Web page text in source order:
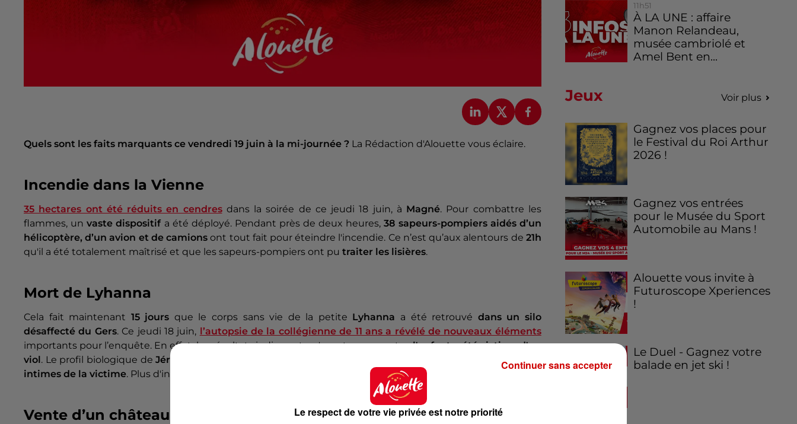
Quels sont les faits marquants ce vendredi 19 juin à la mi-journée ? La Rédaction d'Alouette vous éclaire.
Incendie dans la Vienne
35 hectares ont été réduits en cendresdans la soirée de ce jeudi 18 juin, à Magné. Pour combattre les
flammes, unvaste dispositif a été déployé. Pendant près de deux heures, 38 sapeurs-pompiers aidés d’un
hélicoptère, d’un avion et de camions ont tout fait pour éteindre l'incendie. Ce n’est qu’aux alentours de 21h
qu'il a été totalement maîtrisé et que les sapeurs-pompiers ont pu traiter les lisières.
Mort de Lyhanna
Cela fait maintenant 15 jours que le corps sans vie de la petite Lyhanna a été retrouvé dans un silo
désaffecté du Gers. Ce jeudi 18 juin, l’autopsie de la collégienne de 11 ans a révélé de nouveaux éléments
importants pour l’enquête. En effet, les résultats indiquent qu'avant son meurtre,l'enfant a été victime d'un
viol. Le profil biologique deJérôme Barella dans cette affaire, a été retrouvé sur les
zones
intimes de la victime. Plus d'informations dans
Vente d’un château
11h51
À LA UNE : affaire
Manon Relandeau,
musée cambriolé et
Amel Bent en...
Jeux Voir plus
Gagnez vos places pour
le Festival du Roi Arthur
2026 !
Gagnez vos entrées
pour le Musée du Sport
Automobile au Mans !
Alouette vous invite à
Futuroscope Xperiences
!
Le Duel - Gagnez votre
balade en jet ski !
Le respect de votre vie privée est notre priorité
Continuer sans accepter